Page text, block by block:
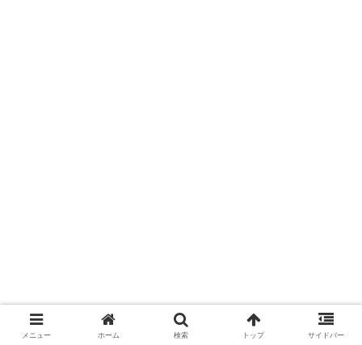
メニュー ホーム 検索 トップ サイドバー